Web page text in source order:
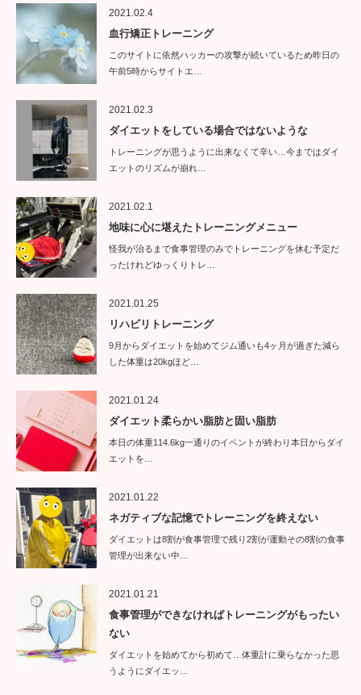
2021.02.4
血行矯正トレーニング
このサイトに依然ハッカーの攻撃が続いているため昨日の
午前5時からサイトエ…
2021.02.3
ダイエットをしている場合ではないような
トレーニングが思うように出来なくて辛い…今まではダイ
エットのリズムが崩れ…
2021.02.1
地味に心に堪えたトレーニングメニュー
怪我が治るまで食事管理のみでトレーニングを休む予定だ
ったけれどゆっくりトレ…
2021.01.25
リハビリトレーニング
9月からダイエットを始めてジム通いも4ヶ月が過ぎた減ら
した体重は20kgほど…
2021.01.24
ダイエット柔らかい脂肪と固い脂肪
本日の体重114.6kg一通りのイベントが終わり本日からダイ
エットを…
2021.01.22
ネガティブな記憶でトレーニングを終えない
ダイエットは8割が食事管理で残り2割が運動その8割の食事
管理が出来ない中…
2021.01.21
食事管理ができなければトレーニングがもったい
ない
ダイエットを始めてから初めて…体重計に乗らなかった思
うようにダイエッ…